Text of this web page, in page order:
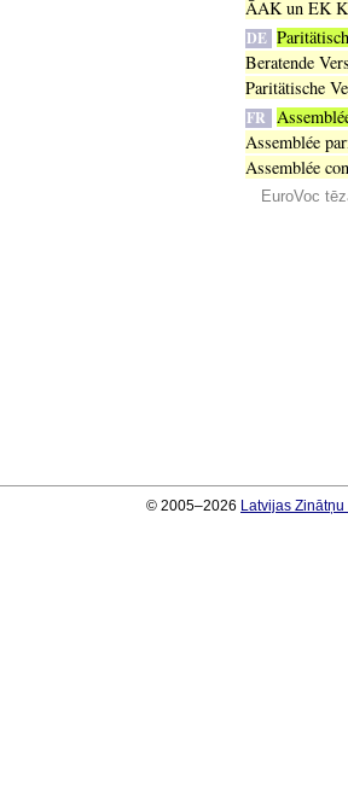
ĀAK un EK
DE
Beratende
Paritätische
FR
Assemblée
Assemblée
EuroVoc
© 2005–2026 Latvijas